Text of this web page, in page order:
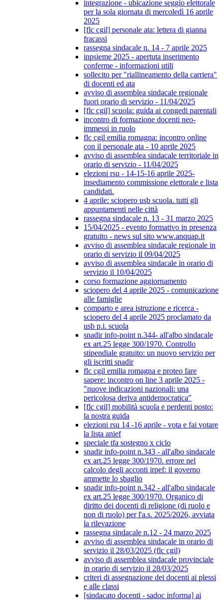
integrazione - ubicazione seggio elettorale
per la sola giornata di mercoledì 16 aprile
2025
[flc cgil] personale ata: lettera di gianna
fracassi
rassegna sindacale n. 14 - 7 aprile 2025
inpsieme 2025 - apertuta inserimento
conferme - informazioni utili
sollecito per "riallineamento della carriera"
di docenti ed ata
avviso di assemblea sindacale regionale
fuori orario di servizio - 11/04/2025
[flc cgil] scuola: guida ai congedi parentali
incontro di formazione docenti neo-
immessi in ruolo
flc cgil emilia romagna: incontro online
con il personale ata - 10 aprile 2025
avviso di assemblea sindacale territoriale in
orario di servizio - 11/04/2025
elezioni rsu - 14-15-16 aprile 2025-
insediamento commissione elettorale e lista
candidati.
4 aprile: sciopero usb scuola. tutti gli
appuntamenti nelle città
rassegna sindacale n. 13 - 31 marzo 2025
15/04/2025 - evento formativo in presenza
gratuito - news sul sito www.anquap.it
avviso di assemblea sindacale regionale in
orario di servizio il 09/04/2025
avviso di assemblea sindacale in orario di
servizio il 10/04/2025
corso formazione aggiornamento
sciopero del 4 aprile 2025 - comunicazione
alle famiglie
comparto e area istruzione e ricerca -
sciopero del 4 aprile 2025 proclamato da
usb p.i. scuola
snadir info-point n.344- all'albo sindacale
ex art.25 legge 300/1970. Controllo
stipendiale gratuito: un nuovo servizio per
gli iscritti snadir
flc cgil emilia romagna e proteo fare
sapere: incontro on line 3 aprile 2025 -
"nuove indicazioni nazionali: una
pericolosa deriva antidemocratica"
[flc cgil] mobilità scuola e perdenti posto:
la nostra guida
elezioni rsu 14 -16 aprile - vota e fai votare
la lista anief
speciale tfa sostegno x ciclo
snadir info-point n.343 - all'albo sindacale
ex art.25 legge 300/1970. errore nel
calcolo degli acconti irpef: il governo
ammette lo sbaglio
snadir info-point n.342 - all'albo sindacale
ex art.25 legge 300/1970. Organico di
diritto dei docenti di religione (di ruolo e
non di ruolo) per l'a.s. 2025/2026, avviata
la rilevazione
rassegna sindacale n.12 - 24 marzo 2025
avviso di assemblea sindacale in orario di
servizio il 28/03/2025 (flc cgil)
avviso di assemblea sindacale provinciale
in orario di servizio il 28/03/2025
criteri di assegnazione dei docenti ai plessi
e alle classi
[sindacato docenti - sadoc informa] ai